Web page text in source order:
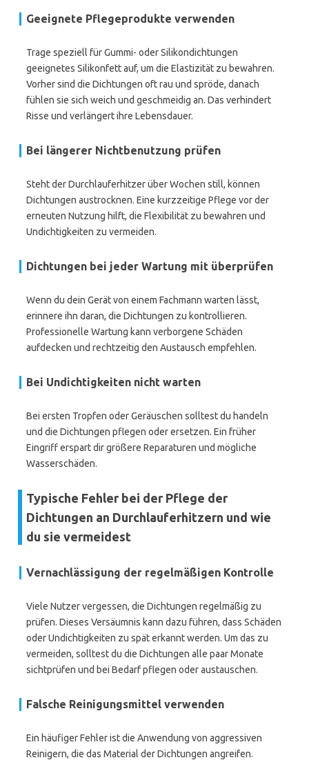
Geeignete Pflegeprodukte verwenden
Trage speziell für Gummi- oder Silikondichtungen
geeignetes Silikonfett auf, um die Elastizität zu bewahren.
Vorher sind die Dichtungen oft rau und spröde, danach
fühlen sie sich weich und geschmeidig an. Das verhindert
Risse und verlängert ihre Lebensdauer.
Bei längerer Nichtbenutzung prüfen
Steht der Durchlauferhitzer über Wochen still, können
Dichtungen austrocknen. Eine kurzzeitige Pflege vor der
erneuten Nutzung hilft, die Flexibilität zu bewahren und
Undichtigkeiten zu vermeiden.
Dichtungen bei jeder Wartung mit überprüfen
Wenn du dein Gerät von einem Fachmann warten lässt,
erinnere ihn daran, die Dichtungen zu kontrollieren.
Professionelle Wartung kann verborgene Schäden
aufdecken und rechtzeitig den Austausch empfehlen.
Bei Undichtigkeiten nicht warten
Bei ersten Tropfen oder Geräuschen solltest du handeln
und die Dichtungen pflegen oder ersetzen. Ein früher
Eingriff erspart dir größere Reparaturen und mögliche
Wasserschäden.
Typische Fehler bei der Pflege der
Dichtungen an Durchlauferhitzern und wie
du sie vermeidest
Vernachlässigung der regelmäßigen Kontrolle
Viele Nutzer vergessen, die Dichtungen regelmäßig zu
prüfen. Dieses Versäumnis kann dazu führen, dass Schäden
oder Undichtigkeiten zu spät erkannt werden. Um das zu
vermeiden, solltest du die Dichtungen alle paar Monate
sichtprüfen und bei Bedarf pflegen oder austauschen.
Falsche Reinigungsmittel verwenden
Ein häufiger Fehler ist die Anwendung von aggressiven
Reinigern, die das Material der Dichtungen angreifen.